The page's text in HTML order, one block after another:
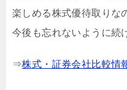
楽しめる株式優待取りな
今後も忘れないように続
⇒株式・証券会社比較情